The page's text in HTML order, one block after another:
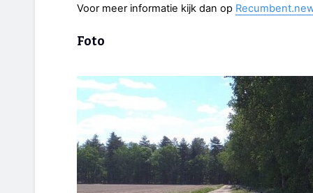
Voor meer informatie kijk dan op
Foto